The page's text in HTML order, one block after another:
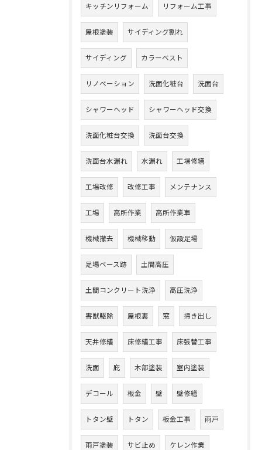
キッチンリフォーム リフォーム工事
屋根塗装 サイディング割れ
サイディング カラーベスト
リノベーション 洗面化粧台 洗面台
シャワーヘッド シャワーヘッド交換
洗面化粧台交換 洗面台交換
洗面台水漏れ 水漏れ 工場修繕
工場改修 改修工事 メンテナンス
工場 高所作業 高所作業車
機械撤去 機械移動 仮設足場
足場ベース跡 土間高圧
土間コンクリート洗浄 高圧洗浄
害獣駆除 屋根裏 窓 掃き出し
天井修繕 床修繕工事 床張替工事
洗面 庇 木部塗装 室内塗装
デコール 板金 壁 壁修繕
トタン壁 トタン 板金工事 雨戸
雨戸塗装 サビ止め ケレン作業